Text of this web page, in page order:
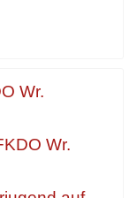
Wr.
Wr.